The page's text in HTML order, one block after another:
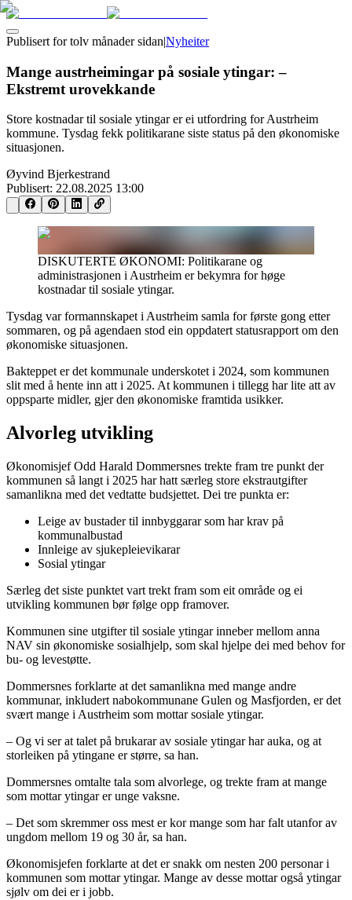
Publisert for tolv månader sidan|Nyheiter
Mange austrheimingar på sosiale ytingar: –
Ekstremt urovekkande
Store kostnadar til sosiale ytingar er ei utfordring for Austrheim
kommune. Tysdag fekk politikarane siste status på den økonomiske
situasjonen.
Øyvind Bjerkestrand
Publisert: 22.08.2025 13:00
DISKUTERTE ØKONOMI: Politikarane og
administrasjonen i Austrheim er bekymra for høge
kostnadar til sosiale ytingar.
Tysdag var formannskapet i Austrheim samla for første gong etter
sommaren, og på agendaen stod ein oppdatert statusrapport om den
økonomiske situasjonen.
Bakteppet er det kommunale underskotet i 2024, som kommunen
slit med å hente inn att i 2025. At kommunen i tillegg har lite att av
oppsparte midler, gjer den økonomiske framtida usikker.
Alvorleg utvikling
Økonomisjef Odd Harald Dommersnes trekte fram tre punkt der
kommunen så langt i 2025 har hatt særleg store ekstrautgifter
samanlikna med det vedtatte budsjettet. Dei tre punkta er:
Leige av bustader til innbyggarar som har krav på
kommunalbustad
Innleige av sjukepleievikarar
Sosial ytingar
Særleg det siste punktet vart trekt fram som eit område og ei
utvikling kommunen bør følge opp framover.
Kommunen sine utgifter til sosiale ytingar inneber mellom anna
NAV sin økonomiske sosialhjelp, som skal hjelpe dei med behov for
bu- og levestøtte.
Dommersnes forklarte at det samanlikna med mange andre
kommunar, inkludert nabokommunane Gulen og Masfjorden, er det
svært mange i Austrheim som mottar sosiale ytingar.
– Og vi ser at talet på brukarar av sosiale ytingar har auka, og at
storleiken på ytingane er større, sa han.
Dommersnes omtalte tala som alvorlege, og trekte fram at mange
som mottar ytingar er unge vaksne.
– Det som skremmer oss mest er kor mange som har falt utanfor av
ungdom mellom 19 og 30 år, sa han.
Økonomisjefen forklarte at det er snakk om nesten 200 personar i
kommunen som mottar ytingar. Mange av desse mottar også ytingar
sjølv om dei er i jobb.